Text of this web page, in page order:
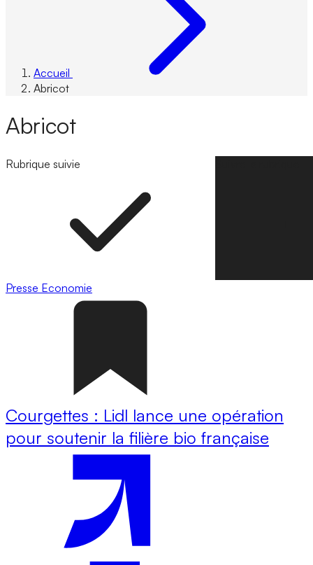
Accueil
Abricot
Abricot
Rubrique suivie
Presse Economie
Courgettes : Lidl lance une opération
pour soutenir la filière bio française